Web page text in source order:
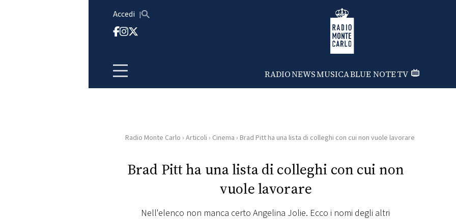
Accedi Radio Monte Carlo
RADIONEWSMUSICABLUE NOTETV
HOME
RADIO
Radio Monte Carlo › Articoli › Cinema › Brad Pitt ha una lista di colleghi con cui non vuole lavorare
Brad Pitt ha una lista di colleghi con cui non
vuole lavorare
Nell'elenco non manca certo Angelina Jolie. Ecco i nomi degli altri